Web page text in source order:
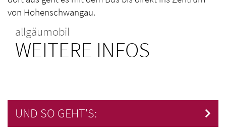
von Hohenschwangau.
allgäumobil
WEITERE INFOS
UND SO GEHT'S: